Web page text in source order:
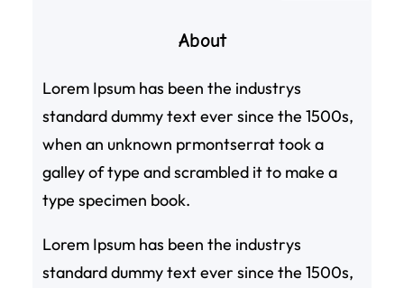
About
Lorem Ipsum has been the industrys
standard dummy text ever since the 1500s,
when an unknown prmontserrat took a
galley of type and scrambled it to make a
type specimen book.
Lorem Ipsum has been the industrys
standard dummy text ever since the 1500s,